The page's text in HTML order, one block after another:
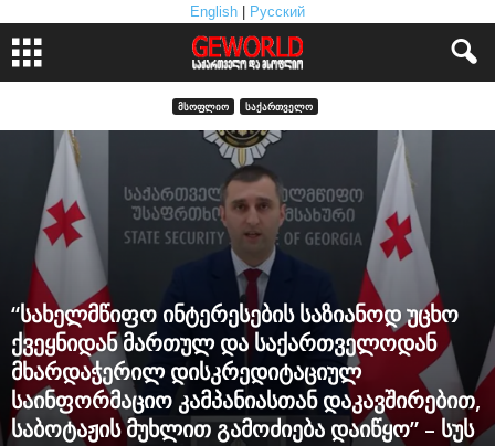
English Русский
ᲛᲡᲝᲤᲚᲘᲝ ᲡᲐᲥᲐᲠᲗᲕᲔᲚᲝ
“სახელმწიფო ინტერესების საზიანოდ უცხო
ქვეყნიდან მართულ და საქართველოდან
მხარდაჭერილ დისკრედიტაციულ
საინფორმაციო კამპანიასთან დაკავშირებით,
საბოტაჟის მუხლით გამოძიება დაიწყო” – სუს